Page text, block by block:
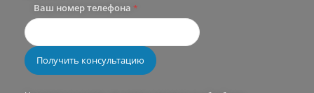
Ваш номер телефона *